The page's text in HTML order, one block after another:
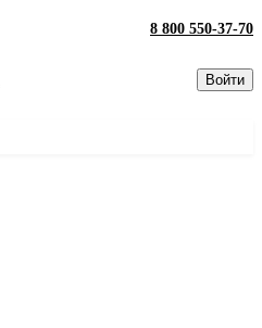
8 800 550-37-70
Войти